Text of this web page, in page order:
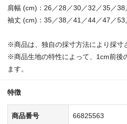
肩幅 (cm)：26／28／30／32／35／38
袖丈 (cm)：35／38／41／44／47／53
※商品は、独自の採寸方法により採寸
※商品生地の特性によって、1cm前後
ます。
特徴
商品番号 66825563